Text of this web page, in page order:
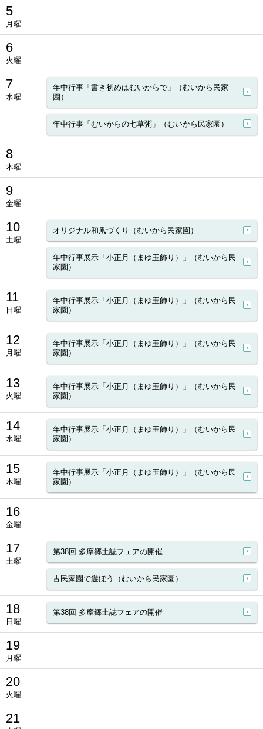
5
月曜
6
火曜
7
水曜
年中行事「書き初めはむいからで」（むいから民家
園）
年中行事「むいからの七草粥」（むいから民家園）
8
木曜
9
金曜
10
土曜
オリジナル和凧づくり（むいから民家園）
年中行事展示「小正月（まゆ玉飾り）」（むいから民
家園）
11
日曜
年中行事展示「小正月（まゆ玉飾り）」（むいから民
家園）
12
月曜
年中行事展示「小正月（まゆ玉飾り）」（むいから民
家園）
13
火曜
年中行事展示「小正月（まゆ玉飾り）」（むいから民
家園）
14
水曜
年中行事展示「小正月（まゆ玉飾り）」（むいから民
家園）
15
木曜
年中行事展示「小正月（まゆ玉飾り）」（むいから民
家園）
16
金曜
17
土曜
第38回 多摩郷土誌フェアの開催
古民家園で遊ぼう（むいから民家園）
18
日曜
第38回 多摩郷土誌フェアの開催
19
月曜
20
火曜
21